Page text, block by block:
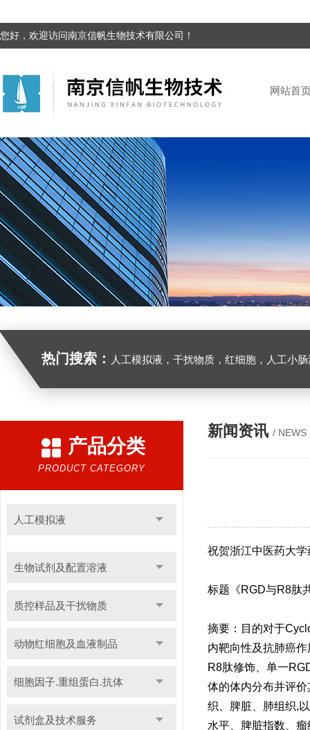
您好，欢迎访问南京信帆生物技术有限公司！
网站首
热门搜索： 人工模拟液，干扰物质，红细胞，人工小
产品分类
PRODUCT CATEGORY
人工模拟液
生物试剂及配置溶液
质控样品及干扰物质
动物红细胞及血液制品
细胞因子.重组蛋白.抗体
试剂盒及技术服务
新闻资讯 / NEWS
祝贺浙江中医药大
标题《RGD与R8肽
摘要：目的对于
内靶向性及抗肺癌
R8肽修饰、单一
体的体内分布并评
织、脾脏、肺组织,
水平、脾脏指数、